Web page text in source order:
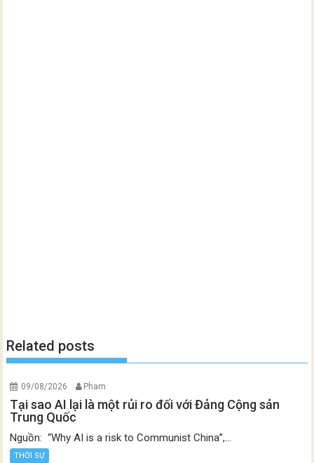
Related posts
09/08/2026 Pham
Tại sao AI lại là một rủi ro đối với Đảng Cộng sản
Trung Quốc
Nguồn: “Why AI is a risk to Communist China”,...
THỜI SỰ